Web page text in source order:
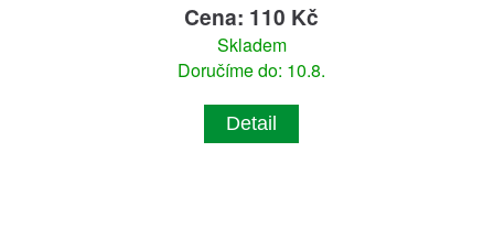
Cena: 110 Kč
Skladem
Doručíme do: 10.8.
Detail